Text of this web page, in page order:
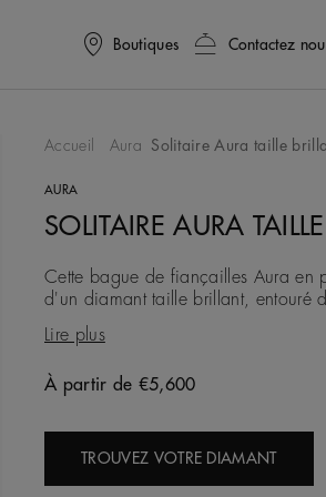
Boutiques Contactez
À Ma Wishlist
Accueil Aura Solitaire Aura taille
AURA
SOLITAIRE AURA
Cette bague de fiançailles Aura en
d'un diamant taille brillant, entouré
de diamants micropavés. Son sertissage
quatre griffes
Lire plus
Original price
À partir de €5,600
TROUVEZ VOTRE DIAMANT